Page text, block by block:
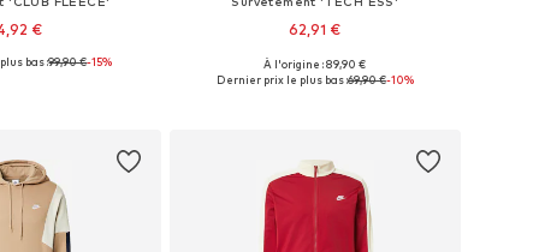
€
XS, S, M, L, XL, XXL
bas :99,90 €-15%
62,91 €
+2
Tailles disponibles: XS, S, M, L, XL, XXL
À l'origine : 89,90 €
Dernier prix le plus bas :69,90 €-10%